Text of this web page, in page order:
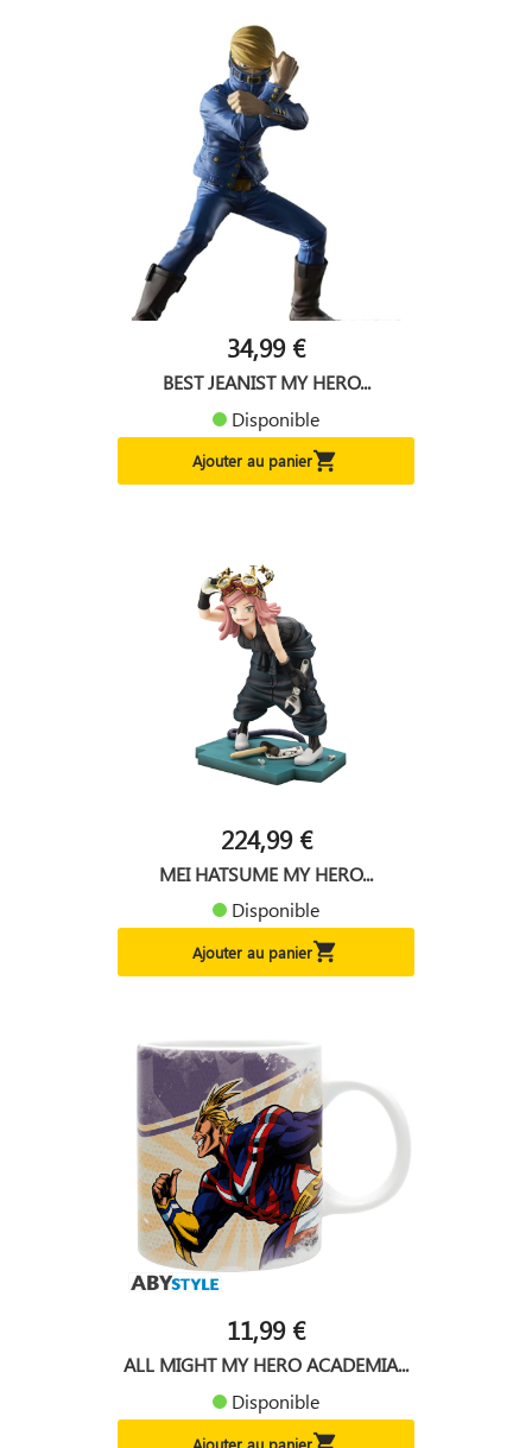
34,99 €
BEST JEANIST MY HERO...
Disponible
Ajouter au panier
224,99 €
MEI HATSUME MY HERO...
Disponible
Ajouter au panier
11,99 €
ALL MIGHT MY HERO ACADEMIA...
Disponible
Ajouter au panier